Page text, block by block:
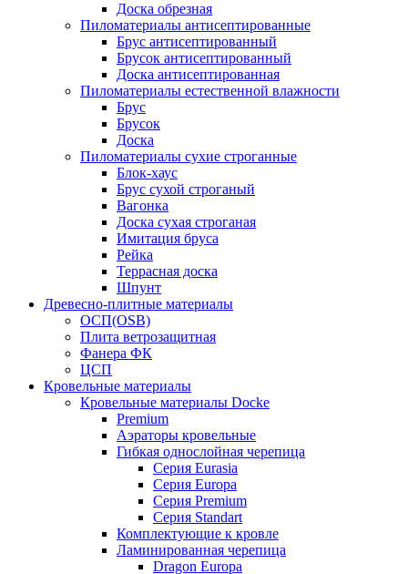
Доска обрезная
Пиломатериалы антисептированные
Брус антисептированный
Брусок антисептированный
Доска антисептированная
Пиломатериалы естественной влажности
Брус
Брусок
Доска
Пиломатериалы сухие строганные
Блок-хаус
Брус сухой строганый
Вагонка
Доска сухая строганая
Имитация бруса
Рейка
Террасная доска
Шпунт
Древесно-плитные материалы
ОСП(OSB)
Плита ветрозащитная
Фанера ФК
ЦСП
Кровельные материалы
Кровельные материалы Docke
Premium
Аэраторы кровельные
Гибкая однослойная черепица
Серия Eurasia
Серия Europa
Серия Premium
Серия Standart
Комплектующие к кровле
Ламинированная черепица
Dragon Europa